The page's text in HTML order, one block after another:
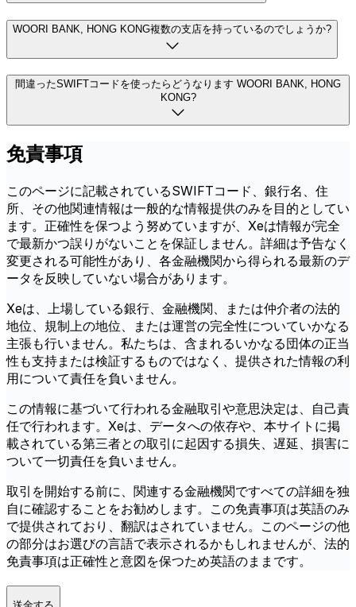
WOORI BANK, HONG KONG複数の支店を持っているのでしょうか?
間違ったSWIFTコードを使ったらどうなります WOORI BANK, HONG
KONG?
免責事項
このページに記載されているSWIFTコード、銀行名、住
所、その他関連情報は一般的な情報提供のみを目的としてい
ます。正確性を保つよう努めていますが、Xeは情報が完全
で最新かつ誤りがないことを保証しません。詳細は予告なく
変更される可能性があり、各金融機関から得られる最新のデ
ータを反映していない場合があります。
Xeは、上場している銀行、金融機関、または仲介者の法的
地位、規制上の地位、または運営の完全性についていかなる
主張も行いません。私たちは、含まれるいかなる団体の正当
性も支持または検証するものではなく、提供された情報の利
用について責任を負いません。
この情報に基づいて行われる金融取引や意思決定は、自己責
任で行われます。Xeは、データへの依存や、本サイトに掲
載されている第三者との取引に起因する損失、遅延、損害に
ついて一切責任を負いません。
取引を開始する前に、関連する金融機関ですべての詳細を独
自に確認することをお勧めします。この免責事項は英語のみ
で提供されており、翻訳はされていません。このページの他
の部分はお選びの言語で表示されるかもしれませんが、法的
免責事項は正確性と意図を保つため英語のままです。